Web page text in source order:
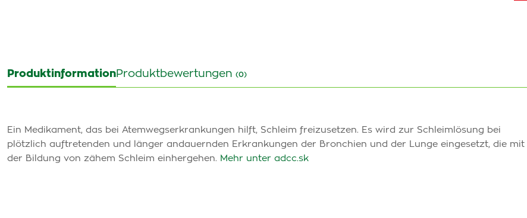
ProduktinformationProduktbewertungen (0)
Ein Medikament, das bei Atemwegserkrankungen hilft, Schleim freizusetzen. Es wird zur Schleimlösung bei
plötzlich auftretenden und länger andauernden Erkrankungen der Bronchien und der Lunge eingesetzt, die mit
der Bildung von zähem Schleim einhergehen. Mehr unter adcc.sk